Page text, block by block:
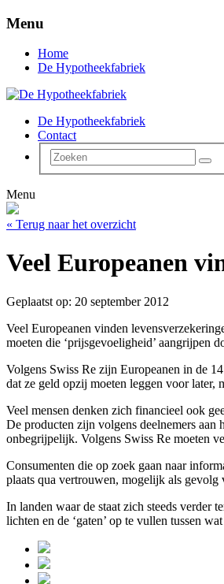
Menu
Home
De Hypotheekfabriek
De Hypotheekfabriek
Contact
Menu
« Terug naar het overzicht
Veel Europeanen
Geplaatst op: 20 september 2012
Veel Europeanen vinden
moeten die ‘prijsgevoeligheid’ aangrijpen
Volgens Swiss Re zijn Europeanen in de
dat ze geld opzij moeten leggen voor later,
Veel mensen denken zich financieel ook
De producten zijn volgens deelnemers
onbegrijpelijk. Volgens Swiss Re moeten
Consumenten die op zoek gaan naar
plaats qua vertrouwen, mogelijk als gevolg
In landen waar de staat zich steeds verder
lichten en de ‘gaten’ op te vullen tussen